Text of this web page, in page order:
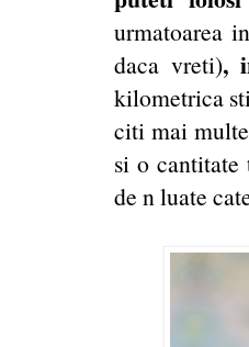
urmatoarea
daca vreti),
kilometrica
citi mai
si o cantitate
de n luate